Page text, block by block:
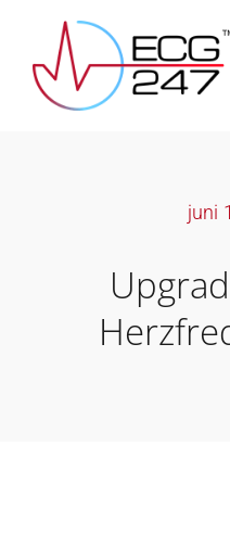
content
Neuigkeiten
juni